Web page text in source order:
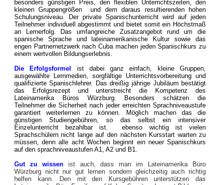
besonders günstigen Preis, denflexiblen Unterrichtszeiten,den
kleinen Gruppengrößen und dem daraus resultierenden hohen
Schulungsniveau. Der private Spanischunterricht wird auf jeden
Teilnehmer individuell abgestimmt und bietet somit ein Höchstmaß
an Lernerfolg. Das umfangreiche Zusatzangebot rund um die
spanische Sprache und lateinamerikanische Kultur sowie das
engen Partnernetzwerk nach Cuba machen jeden Spanischkurs zu
einem wertvollen Bildungserlebnis.
Die Erfolgsformel ist dabei ganz einfach, kleine Gruppen,
ausgewählte Lernmedien, sorgfältige Unterrichtsvorbereitung und
qualifizierte Spanischlehrer. Das dreißig jährige Jubiläum bestätigt
das Erfolgsrezept und unterstreicht die Kompetenz des
Lateinamerika Büros Würzburg. Besonders schätzen die
Teilnehmer die Sicherheit nach jeder erreichten Sprachniveaustufe
garantiert weiterlernen zu können. Möglich machen das die
günstigen Studiengebühren, so das selbst ein intensiver
Einzelunterricht bezahlbar ist. ebenso wichtig ist vielen
Sprachschülern nicht lange auf den nächsten Kursstart warten zu
müssen, denn alle acht Wochen beginnt ein neuer Spanischkurs
auf den sprachniveaustufen A1, A2 und B1.
Gut zu wissen ist auch, dass man im Lateinamerika Büro
Würzburg nicht nur gut lernen sondern gleichzeitig auch richtig
helfen kann. Den mit den Kursgebühren unterstützen das